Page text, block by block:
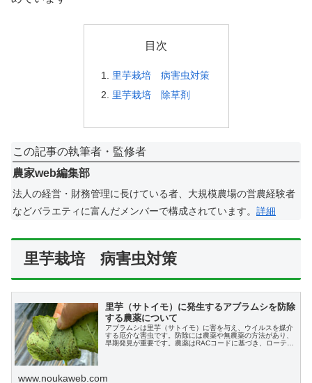
目次
里芋栽培 病害虫対策
里芋栽培 除草剤
この記事の執筆者・監修者
農家web編集部
法人の経営・財務管理に長けている者、大規模農場の営農経験者
などバラエティに富んだメンバーで構成されています。 詳細
里芋栽培 病害虫対策
里芋（サトイモ）に発生するアブラムシを防除
する農薬について
アブラムシは里芋（サトイモ）に害を与え、ウイルスを媒介
する厄介な害虫です。防除には農薬や無農薬の方法があり、
早期発見が重要です。農薬はRACコードに基づき、ローテー
www.noukaweb.com